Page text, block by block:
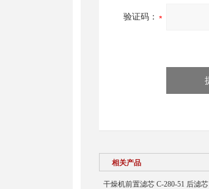
验证码：
相关产品
干燥机前置滤芯 C-280-51 后滤芯